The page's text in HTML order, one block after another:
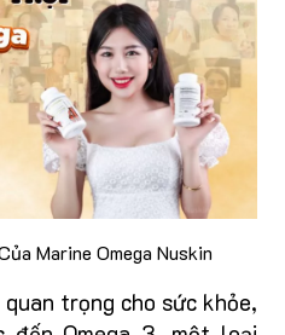
Marine Omega Nuskin
trọng cho sức khỏe,